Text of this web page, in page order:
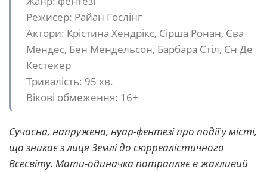
Режисер: Райан Гослінг
Актори: Крістина Хендрікс, Сірша Ронан, Єва
Мендес, Бен Мендельсон, Барбара Стіл, Єн Де
Кестекер
Тривалість: 95 хв.
Вікові обмеження: 16+
Сучасна, напружена, нуар-фентезі про події у місті,
що зникає з лиця Землі до сюрреалістичного
Всесвіту. Мати-одиначка потрапляє в жахливий